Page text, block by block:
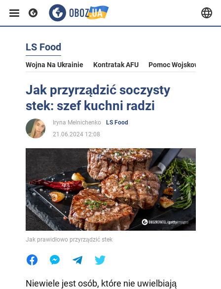
LS Food
Wojna Na Ukrainie Kontratak AFU Pomoc Wojskowa Dla
Jak przyrządzić soczysty
stek: szef kuchni radzi
Iryna Melnichenko
LS Food
21.06.2024 12:08
Jak prawidłowo przyrządzić stek
Niewiele jest osób, które nie uwielbiają